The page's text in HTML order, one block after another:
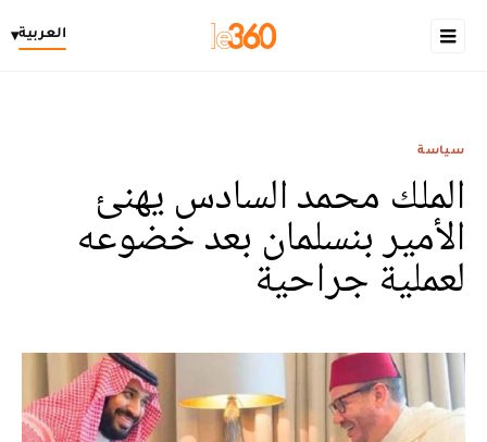
العربية▾
سياسة
الملك محمد السادس يهنئ
الأمير بنسلمان بعد خضوعه
لعملية جراحية